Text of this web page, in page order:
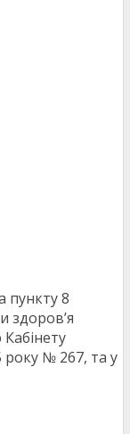
пункту 8
здоров’я
року № 267, та у